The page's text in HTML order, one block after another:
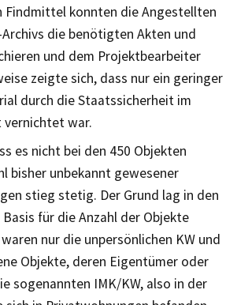
Findmittel konnten die Angestellten
die benötigten Akten und
und dem Projektbearbeiter
zeigte sich, dass nur ein geringer
durch die Staatssicherheit im
vernichtet war.
es nicht bei den 450 Objekten
bisher unbekannt gewesener
stieg stetig. Der Grund lag in den
für die Anzahl der Objekte
nur die unpersönlichen KW und
Objekte, deren Eigentümer oder
sogenannten IMK/KW, also in der